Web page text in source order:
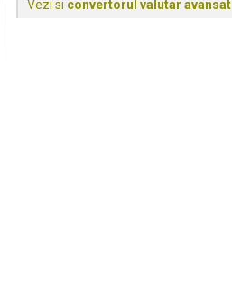
Vezi si convertorul valutar avansat